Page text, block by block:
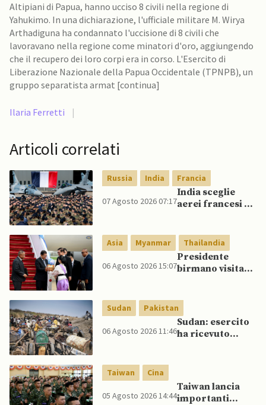
Altipiani di Papua, hanno ucciso 8 civili nella regione di
Yahukimo. In una dichiarazione, l'ufficiale militare M. Wirya
Arthadiguna ha condannato l'uccisione di 8 civili che
lavoravano nella regione come minatori d'oro, aggiungendo
che il recupero dei loro corpi era in corso. L'Esercito di
Liberazione Nazionale della Papua Occidentale (TPNPB), un
gruppo separatista armat [continua]
Ilaria Ferretti |
Articoli correlati
Russia India Francia
07 Agosto 2026 07:17
India sceglie
aerei francesi e
nazionale,
rifiutando
offerta di Su-57
da parte di Putin
Asia Myanmar Thailandia
06 Agosto 2026 15:07
Presidente
birmano visita
Myanmar ad
ASEAN
Sudan Pakistan
06 Agosto 2026 11:46
Sudan: esercito
ha ricevuto
Taiwan Cina
05 Agosto 2026 14:44
Taiwan lancia
importanti